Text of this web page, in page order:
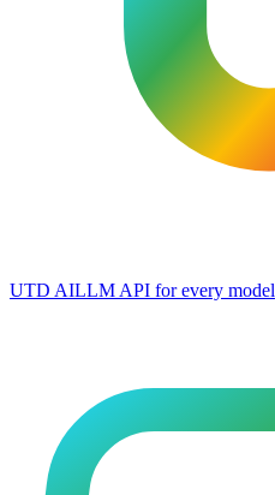
UTD AILLM API for every model